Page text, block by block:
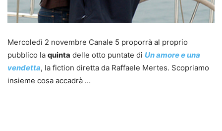
Mercoledì 2 novembre Canale 5 proporrà al proprio
pubblico la quinta delle otto puntate di Un amore e una
vendetta, la fiction diretta da Raffaele Mertes. Scopriamo
insieme cosa accadrà …